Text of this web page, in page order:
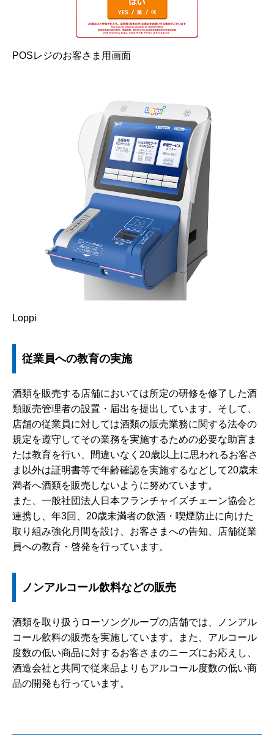
POSレジのお客さま用画面
Loppi
従業員への教育の実施
酒類を販売する店舗においては所定の研修を修了した酒
類販売管理者の設置・届出を提出しています。そして、
店舗の従業員に対しては酒類の販売業務に関する法令の
規定を遵守してその業務を実施するための必要な助言ま
たは教育を行い、間違いなく20歳以上に思われるお客さ
ま以外は証明書等で年齢確認を実施するなどして20歳未
満者へ酒類を販売しないように努めています。
また、一般社団法人日本フランチャイズチェーン協会と
連携し、年3回、20歳未満者の飲酒・喫煙防止に向けた
取り組み強化月間を設け、お客さまへの告知、店舗従業
員への教育・啓発を行っています。
ノンアルコール飲料などの販売
酒類を取り扱うローソングループの店舗では、ノンアル
コール飲料の販売を実施しています。また、アルコール
度数の低い商品に対するお客さまのニーズにお応えし、
酒造会社と共同で従来品よりもアルコール度数の低い商
品の開発も行っています。